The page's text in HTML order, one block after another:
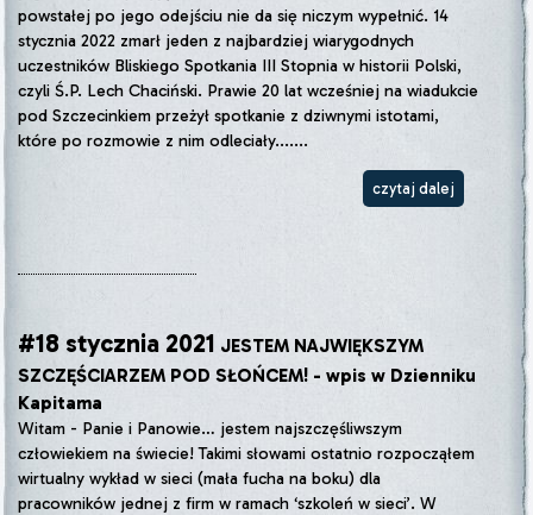
powstałej po jego odejściu nie da się niczym wypełnić. 14
stycznia 2022 zmarł jeden z najbardziej wiarygodnych
uczestników Bliskiego Spotkania III Stopnia w historii Polski,
czyli Ś.P. Lech Chaciński. Prawie 20 lat wcześniej na wiadukcie
pod Szczecinkiem przeżył spotkanie z dziwnymi istotami,
które po rozmowie z nim odleciały.......
czytaj dalej
#18 stycznia 2021 JESTEM NAJWIĘKSZYM
SZCZĘŚCIARZEM POD SŁOŃCEM! - wpis w Dzienniku
Kapitama
Witam - Panie i Panowie… jestem najszczęśliwszym
człowiekiem na świecie! Takimi słowami ostatnio rozpocząłem
wirtualny wykład w sieci (mała fucha na boku) dla
pracowników jednej z firm w ramach ‘szkoleń w sieci’. W